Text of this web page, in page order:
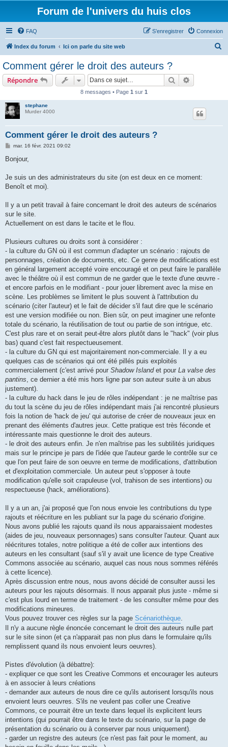
Forum de l'univers du huis clos
FAQ Connexion
S’enregistrer
Index du forum Ici on parle du site web
Comment gérer le droit des auteurs ?
Répondre Rechercher
8 messages • Page 1 sur 1
stephane
Murder 4000
Comment gérer le droit des auteurs ?
M
s
g
mar. 16 févr. 2021 09:02
Bonjour,
Je suis un des administrateurs du site (on est deux en ce moment:
Benoît et moi).
Il y a un petit travail à faire concernant le droit des auteurs de scénarios
sur le site.
Actuellement on est dans le tacite et le flou.
Plusieurs cultures ou droits sont à considérer :
- la culture du GN où il est commun d'adapter un scénario : rajouts de
personnages, création de documents, etc. Ce genre de modifications est
en général largement accepté voire encouragé et on peut faire le parallèle
avec le théâtre où il est commun de ne garder que le texte d'une œuvre -
et encore parfois en le modifiant - pour jouer librement avec la mise en
scène. Les problèmes se limitent le plus souvent à l'attribution du
scénario (citer l'auteur) et le fait de décider s'il faut dire que le scénario
est une version modifiée ou non. Bien sûr, on peut imaginer une refonte
totale du scénario, la réutilisation de tout ou partie de son intrigue, etc.
C'est plus rare et on serait peut-être alors plutôt dans le "hack" (voir plus
bas) quand c'est fait respectueusement.
- la culture du GN qui est majoritairement non-commerciale. Il y a eu
quelques cas de scénarios qui ont été pillés puis exploités
commercialement (c'est arrivé pour Shadow Islandet pour La valse des
pantins, ce dernier a été mis hors ligne par son auteur suite à un abus
justement).
- la culture du hack dans le jeu de rôles indépendant : je ne maîtrise pas
du tout la scène du jeu de rôles indépendant mais j'ai rencontré plusieurs
fois la notion de 'hack de jeu' qui autorise de créer de nouveaux jeux en
prenant des éléments d'autres jeux. Cette pratique est très féconde et
intéressante mais questionne le droit des auteurs.
- le droit des auteurs enfin. Je n'en maîtrise pas les subtilités juridiques
mais sur le principe je pars de l'idée que l'auteur garde le contrôle sur ce
que l'on peut faire de son oeuvre en terme de modifications, d'attribution
et d'exploitation commerciale. Un auteur peut s'opposer à toute
modification qu'elle soit crapuleuse (vol, trahison de ses intentions) ou
respectueuse (hack, améliorations).
Il y a un an, j'ai proposé que l'on nous envoie les contributions du type
rajouts et réécriture en les publiant sur la page du scénario d'origine.
Nous avons publié les rajouts quand ils nous apparaissaient modestes
(aides de jeu, nouveaux personnages) sans consulter l'auteur. Quant aux
réécritures totales, notre politique a été de coller aux intentions des
auteurs en les consultant (sauf s'il y avait une licence de type Creative
Commons associée au scénario, auquel cas nous nous sommes référés
à cette licence).
Après discussion entre nous, nous avons décidé de consulter aussi les
auteurs pour les rajouts désormais. Il nous apparait plus juste - même si
c'est plus lourd en terme de traitement - de les consulter même pour des
modifications mineures.
Vous pouvez trouver ces règles sur la page Scénariothèque.
Il n'y a aucune règle énoncée concernant le droit des auteurs nulle part
sur le site sinon (et ça n'apparait pas non plus dans le formulaire qu'ils
remplissent quand ils nous envoient leurs oeuvres).
Pistes d'évolution (à débattre):
- expliquer ce que sont les Creative Commons et encourager les auteurs
à en associer à leurs créations
- demander aux auteurs de nous dire ce qu'ils autorisent lorsqu'ils nous
envoient leurs oeuvres. S'ils ne veulent pas coller une Creative
Commons, ce pourrait être un texte dans lequel ils explicitent leurs
intentions (qui pourrait être dans le texte du scénario, sur la page de
présentation du scénario ou à conserver par nous uniquement).
- garder un registre des auteurs (ce n'est pas fait pour le moment, au